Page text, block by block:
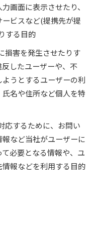
画面に表示させたり、
ビスなど(提携先が提
する目的
損害を発生させたりす
したユーザーや、不
うとするユーザーの利
名や住所など個人を特
応するために、お問い
など当社がユーザーに
必要となる情報や、ユ
報などを利用する目的